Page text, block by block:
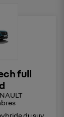
full
du suv